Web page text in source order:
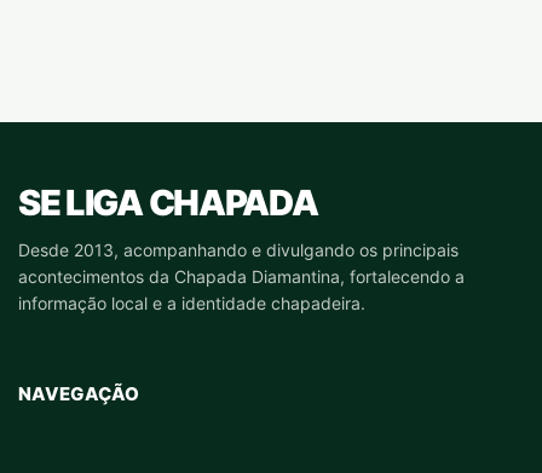
SE LIGA CHAPADA
Desde 2013, acompanhando e divulgando os principais
acontecimentos da Chapada Diamantina, fortalecendo a
informação local e a identidade chapadeira.
NAVEGAÇÃO